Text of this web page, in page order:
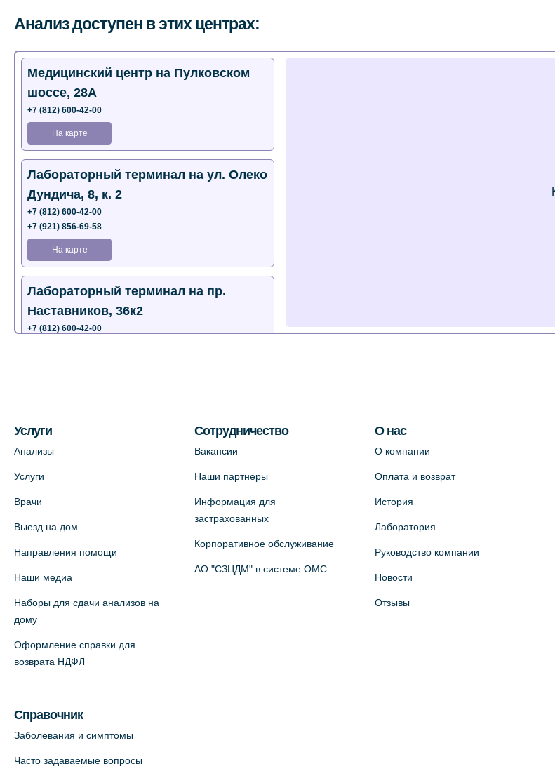
Анализ доступен в этих центрах:
Медицинский центр на Пулковском
шоссе, 28А
+7 (812) 600-42-00
На карте
Лабораторный терминал на ул. Олеко
Дундича, 8, к. 2
+7 (812) 600-42-00
+7 (921) 856-69-58
На карте
Лабораторный терминал на пр.
Наставников, 36к2
+7 (812) 600-42-00
Пестеля, 25А
Медицинский центр на Богатырском
пр., 4 (официальный партнер)
Медицинский центр на ул. Моисеенко,
+7 (812) 660-73-69
Медицинский центр на пр.
Просвещения, 12к2 (официальный
Услуги
Анализы
Услуги
Врачи
Выезд на дом
Направления помощи
Наши медиа
Наборы для сдачи анализов на
дому
Оформление справки для
возврата НДФЛ
Справочник
Заболевания и симптомы
Часто задаваемые вопросы
Сотрудничество
Вакансии
Наши партнеры
Информация для
застрахованных
Корпоративное обслуживание
АО "СЗЦДМ" в системе ОМС
О нас
О компании
Оплата и возврат
История
Лаборатория
Руководство компании
Новости
Отзывы